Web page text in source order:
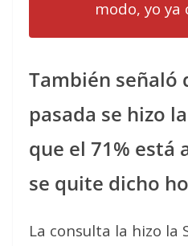
modo, yo ya
También señaló
pasada se hizo
que el 71% está
se quite dicho
La consulta la hizo la